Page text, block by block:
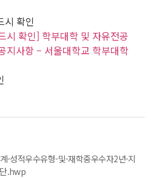
확인
시 확인] 학부대학 및 자유전공
지사항 – 서울대학교 학부대학
-성적우수유형-및-재학중우수자2년-지
.hwp